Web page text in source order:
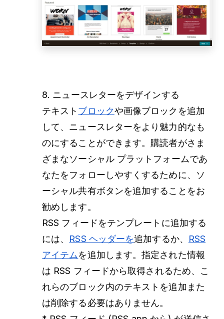
8. ニュースレターをデザインする
テキスト ブロックや画像ブロックを追加
して、ニュースレターをより魅力的なも
のにすることができます。購読者がさま
ざまなソーシャル プラットフォームであ
なたをフォローしやすくするために、ソ
ーシャル共有ボタンを追加することをお
勧めします。
RSS フィードをテンプレートに追加する
には、 RSS ヘッダーを追加するか、
RSS
アイテムを追加します。指定された情報
は RSS フィードから取得されるため、こ
れらのブロック内のテキストを追加また
は削除する必要はありません。